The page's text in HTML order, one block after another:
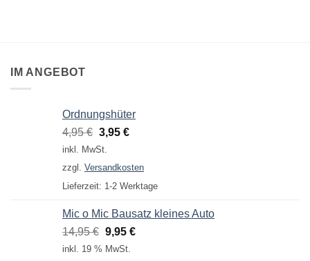
IM ANGEBOT
Ordnungshüter
4,95€ Ursprünglicher
Preis
4,95 €
3,95 €Aktueller
3,95 €.
inkl. MwSt.
zzgl. Versandkosten
Lieferzeit: 1-2 Werktage
Mic o Mic Bausatz kleines Auto
14,95€ Ursprünglicher
Preis
9,95 €Aktueller
inkl. 19 % MwSt.